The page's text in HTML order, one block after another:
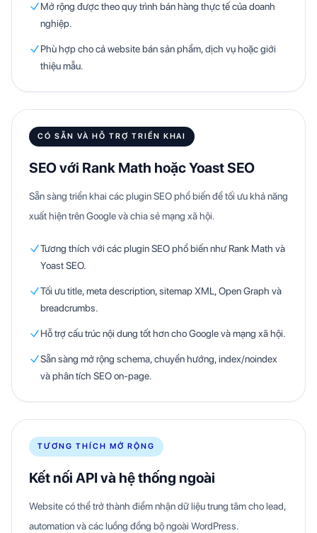
Mở rộng được theo quy trình bán hàng thực tế của doanh
nghiệp.
Phù hợp cho cả website bán sản phẩm, dịch vụ hoặc giới
thiệu mẫu.
CÓ SẴN VÀ HỖ TRỢ TRIỂN KHAI
SEO với Rank Math hoặc Yoast SEO
Sẵn sàng triển khai các plugin SEO phổ biến để tối ưu khả năng
xuất hiện trên Google và chia sẻ mạng xã hội.
Tương thích với các plugin SEO phổ biến như Rank Math và
Yoast SEO.
Tối ưu title, meta description, sitemap XML, Open Graph và
breadcrumbs.
Hỗ trợ cấu trúc nội dung tốt hơn cho Google và mạng xã hội.
Sẵn sàng mở rộng schema, chuyển hướng, index/noindex
và phân tích SEO on-page.
TƯƠNG THÍCH MỞ RỘNG
Kết nối API và hệ thống ngoài
Website có thể trở thành điểm nhận dữ liệu trung tâm cho lead,
automation và các luồng đồng bộ ngoài WordPress.